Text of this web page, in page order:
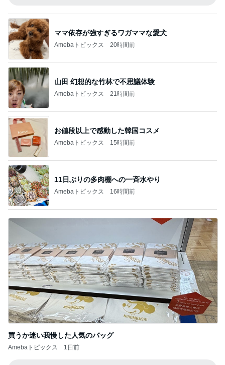
ママ依存が強すぎるワガママな愛犬
Amebaトピックス 20時間前
山田 幻想的な竹林で不思議体験
Amebaトピックス 21時間前
お値段以上で感動した韓国コスメ
Amebaトピックス 15時間前
11日ぶりの多肉棚への一斉水やり
Amebaトピックス 16時間前
買うか迷い我慢した人気のバッグ
Amebaトピックス 1日前